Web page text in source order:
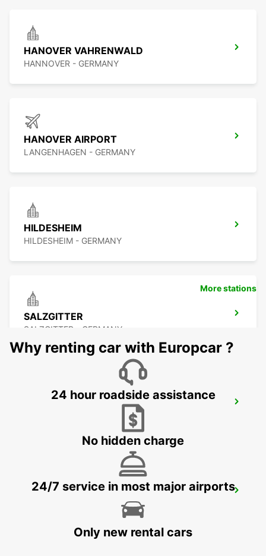
HANOVER VAHRENWALD
HANNOVER - GERMANY
HANOVER AIRPORT
LANGENHAGEN - GERMANY
HILDESHEIM
HILDESHEIM - GERMANY
SALZGITTER
SALZGITTER - GERMANY
BRAUNSCHWEIG NORD VW FS
BRAUNSCHWEIG - GERMANY
More stations
Why renting car with Europcar ?
24 hour roadside assistance
No hidden charge
24/7 service in most major airports
Only new rental cars